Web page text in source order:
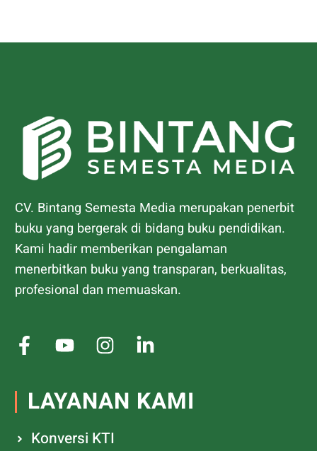
CV. Bintang Semesta Media merupakan penerbit
buku yang bergerak di bidang buku pendidikan.
Kami hadir memberikan pengalaman
menerbitkan buku yang transparan, berkualitas,
profesional dan memuaskan.
LAYANAN KAMI
Konversi KTI